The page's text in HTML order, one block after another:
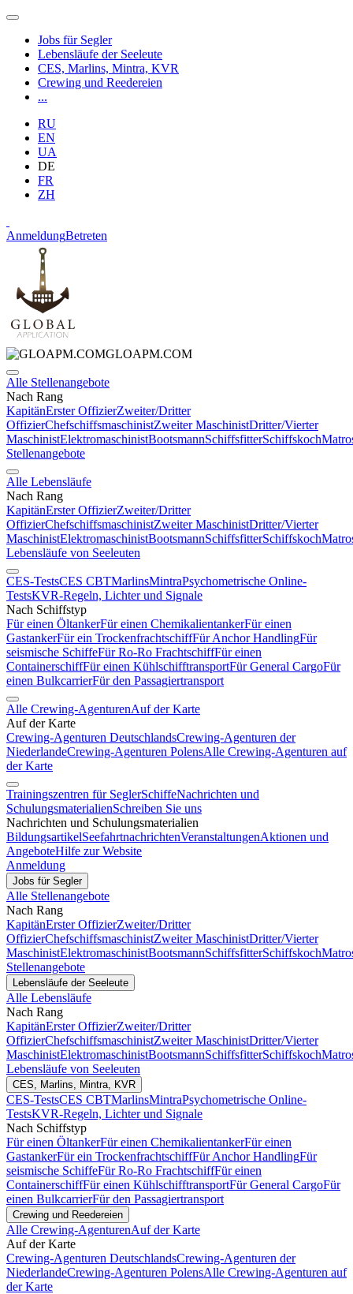
Jobs für Segler
Lebensläufe der Seeleute
CES, Marlins, Mintra, KVR
Crewing und Reedereien
...
RU
EN
UA
DE
FR
ZH
AnmeldungBetreten
GLOAPM.COM
Alle Stellenangebote
Nach Rang
KapitänErster OffizierZweiter/Dritter
OffizierChefschiffsmaschinistZweiter MaschinistDritter/Vierter
MaschinistElektromaschinistBootsmannSchiffsfitterSchiffskoch
Stellenangebote
Alle Lebensläufe
Nach Rang
KapitänErster OffizierZweiter/Dritter
OffizierChefschiffsmaschinistZweiter MaschinistDritter/Vierter
MaschinistElektromaschinistBootsmannSchiffsfitterSchiffskoch
Lebensläufe von Seeleuten
CES-TestsCES CBTMarlinsMintraPsychometrische Online-
TestsKVR-Regeln, Lichter und Signale
Nach Schiffstyp
Für einen ÖltankerFür einen ChemikalientankerFür einen
GastankerFür ein TrockenfrachtschiffFür Anchor HandlingFür
seismische SchiffeFür Ro-Ro FrachtschiffFür einen
ContainerschiffFür einen KühlschifftransportFür General CargoFür
einen BulkcarrierFür den Passagiertransport
Alle Crewing-AgenturenAuf der Karte
Auf der Karte
Crewing-Agenturen DeutschlandsCrewing-Agenturen der
NiederlandeCrewing-Agenturen PolensAlle Crewing-Agenturen auf
der Karte
Trainingszentren für SeglerSchiffeNachrichten und
SchulungsmaterialienSchreiben Sie uns
Nachrichten und Schulungsmaterialien
BildungsartikelSeefahrtnachrichtenVeranstaltungenAktionen und
AngeboteHilfe zur Website
Anmeldung
Jobs für Segler
Alle Stellenangebote
Nach Rang
KapitänErster OffizierZweiter/Dritter
OffizierChefschiffsmaschinistZweiter MaschinistDritter/Vierter
MaschinistElektromaschinistBootsmannSchiffsfitterSchiffskoch
Stellenangebote
Lebensläufe der Seeleute
Alle Lebensläufe
Nach Rang
KapitänErster OffizierZweiter/Dritter
OffizierChefschiffsmaschinistZweiter MaschinistDritter/Vierter
MaschinistElektromaschinistBootsmannSchiffsfitterSchiffskoch
Lebensläufe von Seeleuten
CES, Marlins, Mintra, KVR
CES-TestsCES CBTMarlinsMintraPsychometrische Online-
TestsKVR-Regeln, Lichter und Signale
Nach Schiffstyp
Für einen ÖltankerFür einen ChemikalientankerFür einen
GastankerFür ein TrockenfrachtschiffFür Anchor HandlingFür
seismische SchiffeFür Ro-Ro FrachtschiffFür einen
ContainerschiffFür einen KühlschifftransportFür General CargoFür
einen BulkcarrierFür den Passagiertransport
Crewing und Reedereien
Alle Crewing-AgenturenAuf der Karte
Auf der Karte
Crewing-Agenturen DeutschlandsCrewing-Agenturen der
NiederlandeCrewing-Agenturen PolensAlle Crewing-Agenturen auf
der Karte